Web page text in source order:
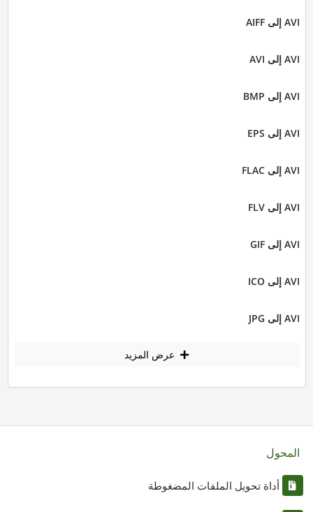
AVI إلى AIFF
AVI إلى AVI
AVI إلى BMP
AVI إلى EPS
AVI إلى FLAC
AVI إلى FLV
AVI إلى GIF
AVI إلى ICO
AVI إلى JPG
عرض المزيد
المحول
أداة تحويل الملفات المضغوطة